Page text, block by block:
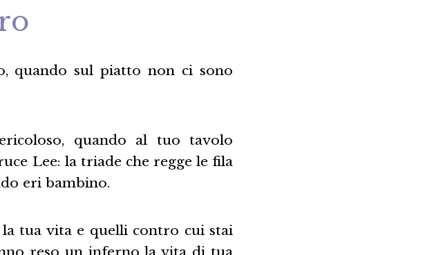
quando sul piatto non ci sono
quando al tuo tavolo
Lee: la triade che regge le fila
eri bambino.
tua vita e quelli contro cui stai
reso un inferno la vita di tua